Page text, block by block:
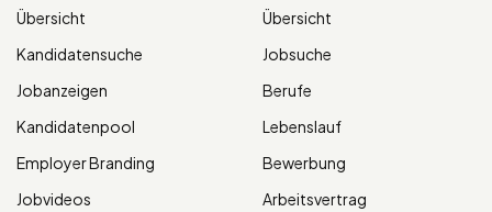
Übersicht
Kandidatensuche
Jobanzeigen
Kandidatenpool
Employer Branding
Jobvideos
Übersicht
Jobsuche
Berufe
Lebenslauf
Bewerbung
Arbeitsvertrag